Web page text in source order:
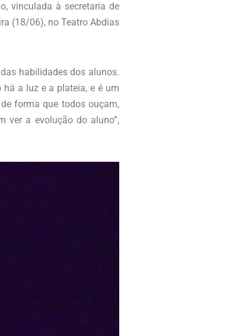
vinculada à secretaria de
(18/06), no Teatro Abdias
habilidades dos alunos.
a luz e a plateia, e é um
forma que todos ouçam,
ver a evolução do aluno”,